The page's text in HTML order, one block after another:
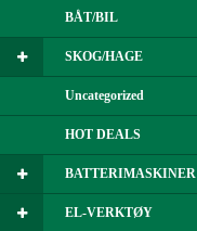
BÅT/BIL
SKOG/HAGE
Uncategorized
HOT DEALS
BATTERIMASKINER
EL-VERKTØY